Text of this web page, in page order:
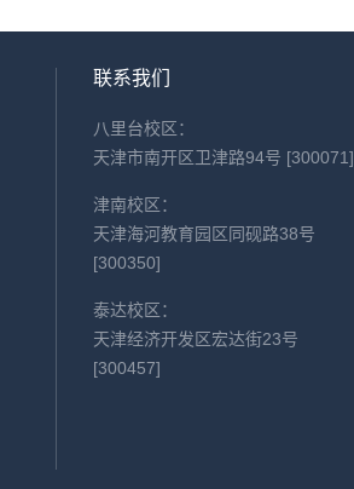
联系我们
八里台校区：
天津市南开区卫津路94号 [300071]
津南校区：
天津海河教育园区同砚路38号
[300350]
泰达校区：
天津经济开发区宏达街23号
[300457]